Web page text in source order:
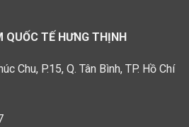
QUỐC TẾ HƯNG THỊNH
Chu, P.15, Q. Tân Bình, TP. Hồ Chí